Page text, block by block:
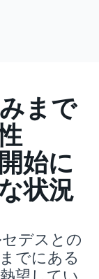
まで
始に
状況
デスとの
でにある
望してい